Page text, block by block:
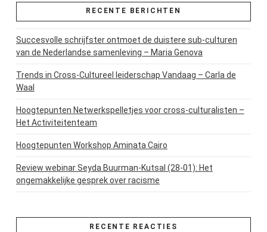
RECENTE BERICHTEN
Succesvolle schrijfster ontmoet de duistere sub-culturen
van de Nederlandse samenleving – Maria Genova
Trends in Cross-Cultureel leiderschap Vandaag – Carla de
Waal
Hoogtepunten Netwerkspelletjes voor cross-culturalisten –
Het Activiteitenteam
Hoogtepunten Workshop Aminata Cairo
Review webinar Seyda Buurman-Kutsal (28-01): Het
ongemakkelijke gesprek over racisme
RECENTE REACTIES